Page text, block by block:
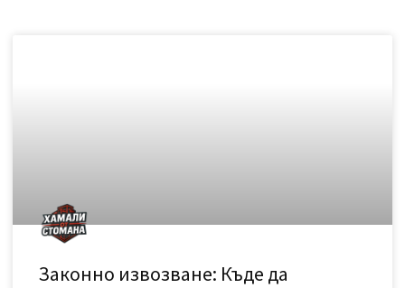
Нашият блог
Научете повече за хамалските услуги с
нашия:
Хамали от Стомана Блог